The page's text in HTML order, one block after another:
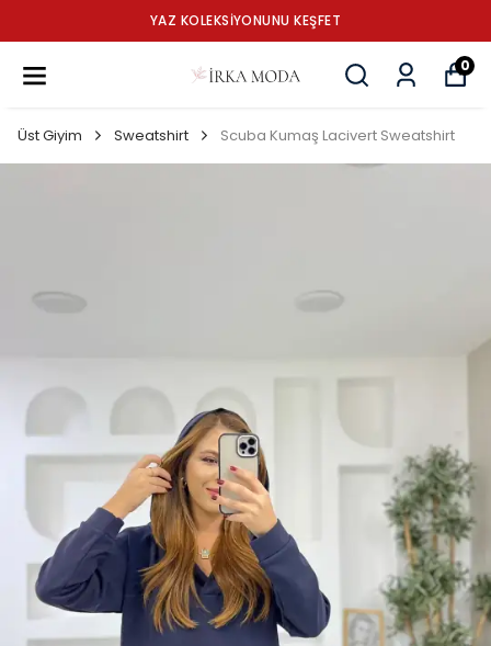
YAZ KOLEKSİYONUNU KEŞFET
0
Üst Giyim Sweatshirt Scuba Kumaş Lacivert Sweatshirt